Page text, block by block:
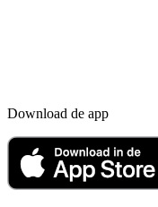
Download de app